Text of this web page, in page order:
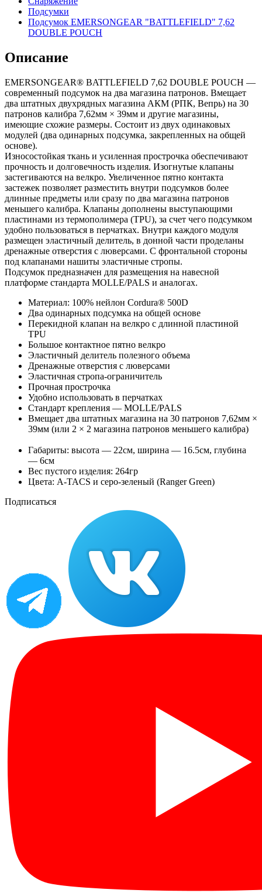
Подсумки
Подсумок EMERSONGEAR "BATTLEFIELD" 7,62
DOUBLE POUCH
Описание
EMERSONGEAR® BATTLEFIELD 7,62 DOUBLE POUCH —
современный подсумок на два магазина патронов. Вмещает
два штатных двухрядных магазина АКМ (РПК, Вепрь) на 30
патронов калибра 7,62мм × 39мм и другие магазины,
имеющие схожие размеры. Состоит из двух одинаковых
модулей (два одинарных подсумка, закрепленных на общей
основе).
Износостойкая ткань и усиленная прострочка обеспечивают
прочность и долговечность изделия. Изогнутые клапаны
застегиваются на велкро. Увеличенное пятно контакта
застежек позволяет разместить внутри подсумков более
длинные предметы или сразу по два магазина патронов
меньшего калибра. Клапаны дополнены выступающими
пластинами из термополимера (TPU), за счет чего подсумком
удобно пользоваться в перчатках. Внутри каждого модуля
размещен эластичный делитель, в донной части проделаны
дренажные отверстия с люверсами. С фронтальной стороны
под клапанами нашиты эластичные стропы.
Подсумок предназначен для размещения на навесной
платформе стандарта MOLLE/PALS и аналогах.
Материал: 100% нейлон Cordura® 500D
Два одинарных подсумка на общей основе
Перекидной клапан на велкро с длинной пластиной
TPU
Большое контактное пятно велкро
Эластичный делитель полезного объема
Дренажные отверстия с люверсами
Эластичная стропа-ограничитель
Прочная прострочка
Удобно использовать в перчатках
Стандарт крепления — MOLLE/PALS
Вмещает два штатных магазина на 30 патронов 7,62мм ×
39мм (или 2 × 2 магазина патронов меньшего калибра)
Габариты: высота — 22см, ширина — 16.5см, глубина
— 6см
Вес пустого изделия: 264гр
Цвета: A-TACS и серо-зеленый (Ranger Green)
Подписаться